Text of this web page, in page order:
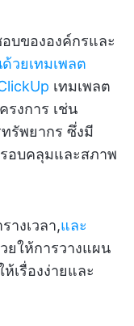
บขององค์กรและ
วยเทมเพลต
เทมเพลต
งการ เช่น
รัพยากร ซึ่งมี
อบคลุมและสภาพ
งเวลา,และ
ยให้การวางแผน
เรื่องง่ายและ